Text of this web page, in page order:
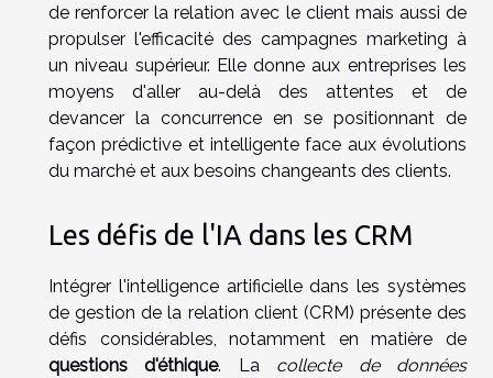
de renforcer la relation avec le client mais aussi de
propulser l'efficacité des campagnes marketing à
un niveau supérieur. Elle donne aux entreprises les
moyens d'aller au-delà des attentes et de
devancer la concurrence en se positionnant de
façon prédictive et intelligente face aux évolutions
du marché et aux besoins changeants des clients.
Les défis de l'IA dans les CRM
Intégrer l'intelligence artificielle dans les systèmes
de gestion de la relation client (CRM) présente des
défis considérables, notamment en matière de
questions d'éthique. La collecte de données